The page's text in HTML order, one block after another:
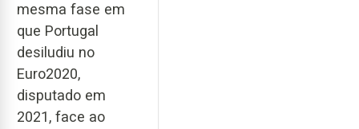
mesma fase em
que Portugal
desiludiu no
Euro2020,
disputado em
2021, face ao